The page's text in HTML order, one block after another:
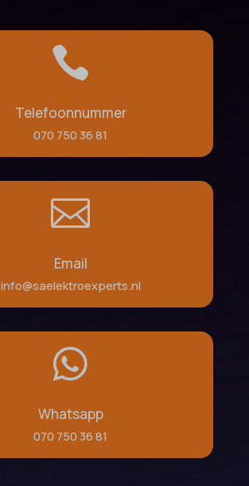

Telefoonnummer
070 750 36 81

Email
info@saelektroexperts.nl

Whatsapp
070 750 36 81